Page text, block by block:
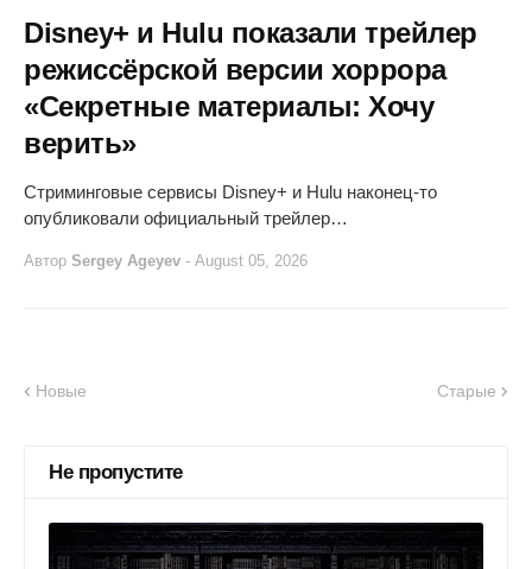
Disney+ и Hulu показали трейлер
режиссёрской версии хоррора
«Секретные материалы: Хочу
верить»
Стриминговые сервисы Disney+ и Hulu наконец-то
опубликовали официальный трейлер…
Автор Sergey Ageyev - August 05, 2026
Новые Старые
Не пропустите